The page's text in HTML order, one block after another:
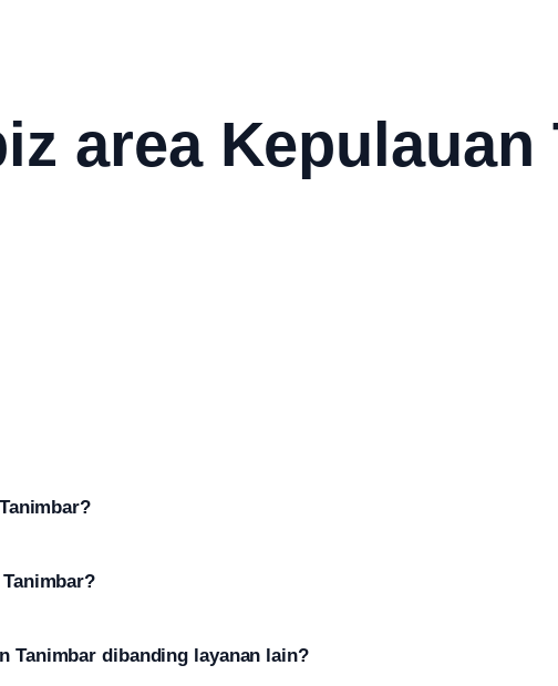
area Kepulauan
Tanimbar dibanding layanan lain?